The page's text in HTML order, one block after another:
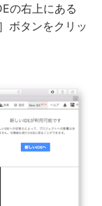
の右上にある
ボタンをクリッ